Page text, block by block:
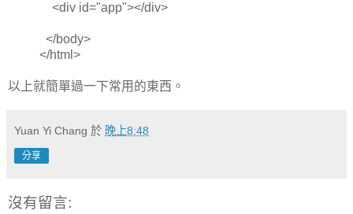
<div id="app"></div>
</body>
</html>
以上就簡單過一下常用的東西。
Yuan Yi Chang 於 晚上8:48
分享
沒有留言: